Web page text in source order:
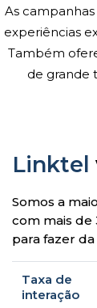
As
experiências
Também
de grande
Linktel
Somos a
com mais de
para fazer
Taxa de
interação